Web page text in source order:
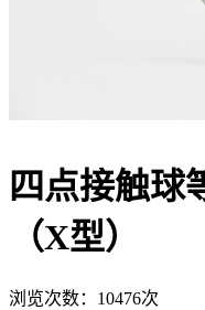
四点接触球
（X型）
浏览次数：10476次